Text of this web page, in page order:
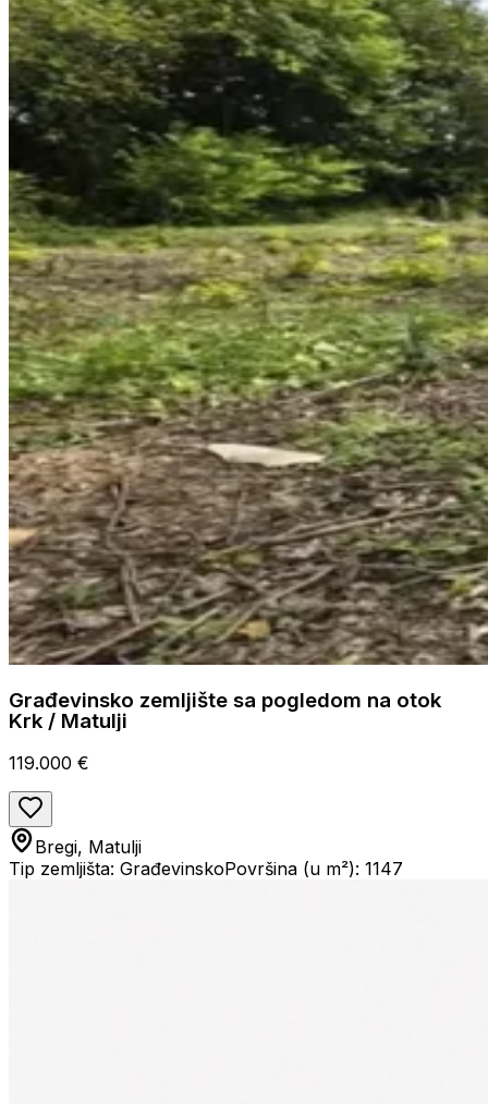
Građevinsko zemljište sa pogledom na otok
Krk / Matulji
119.000 €
Bregi, Matulji
Tip zemljišta: GrađevinskoPovršina (u m²): 1147